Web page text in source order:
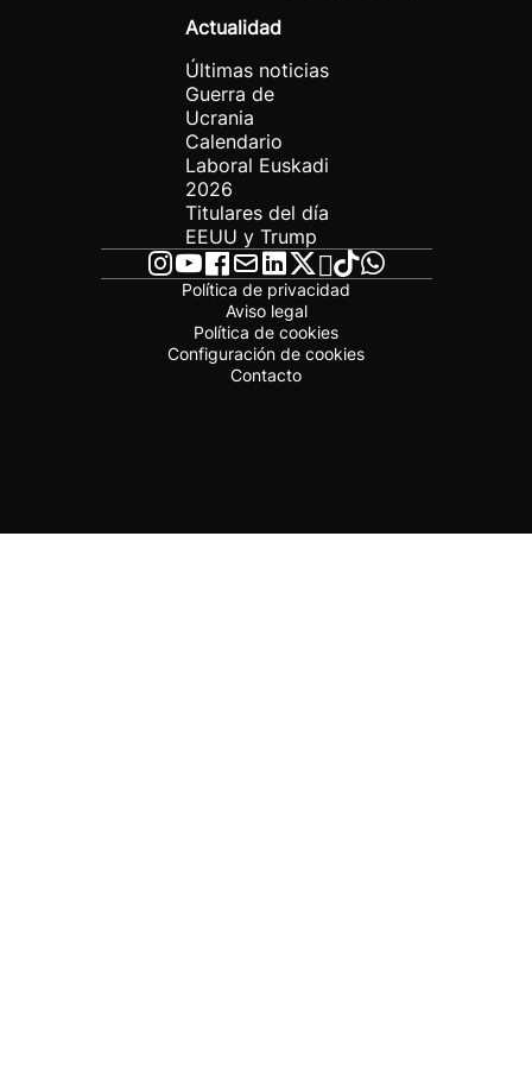
Actualidad
Últimas noticias
Guerra de
Ucrania
Calendario
Laboral Euskadi
2026
Titulares del día
EEUU y Trump
Política de privacidad
Aviso legal
Política de cookies
Configuración de cookies
Contacto